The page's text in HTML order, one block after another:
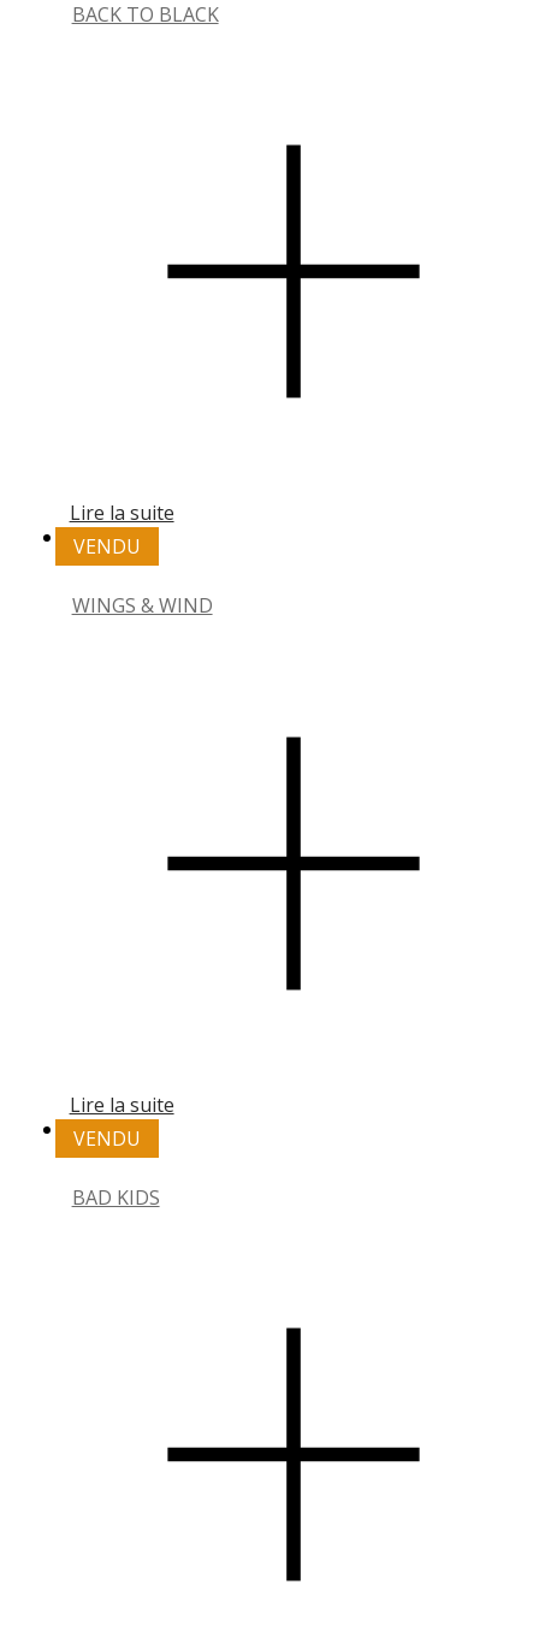
BACK TO BLACK
Lire la suite
VENDU
WINGS & WIND
Lire la suite
VENDU
BAD KIDS